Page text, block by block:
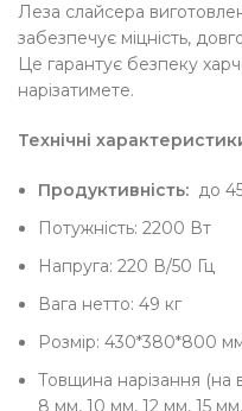
Леза слайсера
забезпечує міцність,
Це гарантує безпеку
нарізатимете.
Технічні
Продуктивність: до
Потужність: 2200 Вт
Напруга: 220 В/50 Гц
Вага нетто: 49 кг
Розмір: 430*380*800
Товщина нарізання (на